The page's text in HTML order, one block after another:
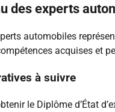
des experts
automobiles
acquises et
à suivre
le Diplôme d’État